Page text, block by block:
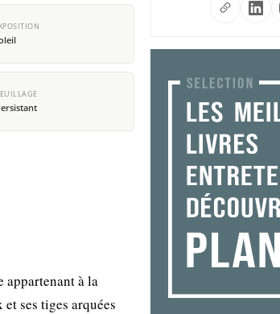
appartenant à la
ses tiges arquées